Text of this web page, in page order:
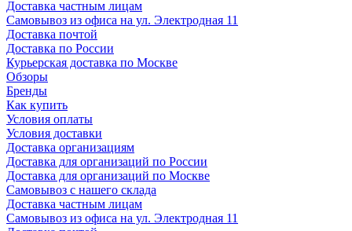
Доставка частным лицам
Самовывоз из офиса на ул. Электродная 11
Доставка почтой
Доставка по России
Курьерская доставка по Москве
Обзоры
Бренды
Как купить
Условия оплаты
Условия доставки
Доставка организациям
Доставка для организаций по России
Доставка для организаций по Москве
Самовывоз с нашего склада
Доставка частным лицам
Самовывоз из офиса на ул. Электродная 11